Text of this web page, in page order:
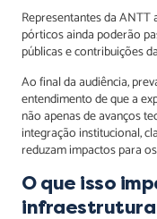
Representantes da
pórticos ainda poderão
públicas e contribuições
Ao final da audiência,
entendimento de que a
não apenas de avanços
integração institucional,
reduzam impactos para
O que isso
infraestrutura